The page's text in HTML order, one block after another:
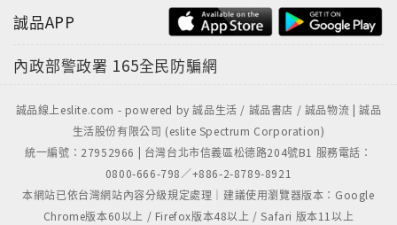
誠品APP
內政部警政署 165全民防騙網
誠品線上eslite.com - powered by 誠品生活 / 誠品書店 / 誠品物流 | 誠品
生活股份有限公司 (eslite Spectrum Corporation)
統一編號：27952966 | 台灣台北市信義區松德路204號B1 服務電話：
0800-666-798／+886-2-8789-8921
本網站已依台灣網站內容分級規定處理｜建議使用瀏覽器版本：Google
Chrome版本60以上 / Firefox版本48以上 / Safari 版本11以上